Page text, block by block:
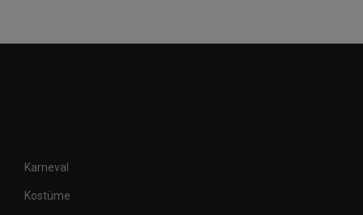
Karneval
Kostüme